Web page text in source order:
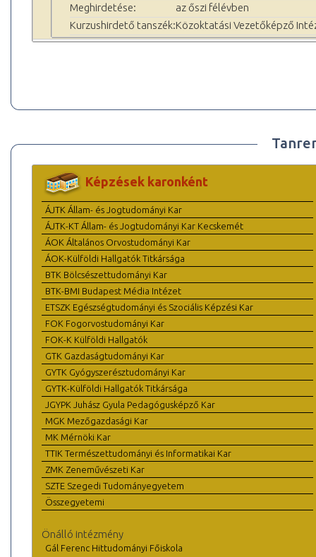
Meghirdetése:
az őszi félévben
Kurzushirdető tanszék:Közoktatási Vezetőképző
Képzések karonként
ÁJTK Állam- és Jogtudományi Kar
ÁJTK-KT Állam- és Jogtudományi Kar Kecskemét
ÁOK Általános Orvostudományi Kar
ÁOK-Külföldi Hallgatók Titkársága
BTK Bölcsészettudományi Kar
BTK-BMI Budapest Média Intézet
ETSZK Egészségtudományi és Szociális Képzési Kar
FOK Fogorvostudományi Kar
FOK-K Külföldi Hallgatók
GTK Gazdaságtudományi Kar
GYTK Gyógyszerésztudományi Kar
GYTK-Külföldi Hallgatók Titkársága
JGYPK Juhász Gyula Pedagógusképző Kar
MGK Mezőgazdasági Kar
MK Mérnöki Kar
TTIK Természettudományi és Informatikai Kar
ZMK Zeneművészeti Kar
SZTE Szegedi Tudományegyetem
Összegyetemi
Önálló intézmény
Gál Ferenc Hittudományi Főiskola